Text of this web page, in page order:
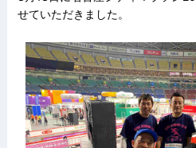
せていただきました。